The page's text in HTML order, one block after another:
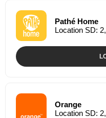
Pathé Home
Location SD:
Orange
Location SD: